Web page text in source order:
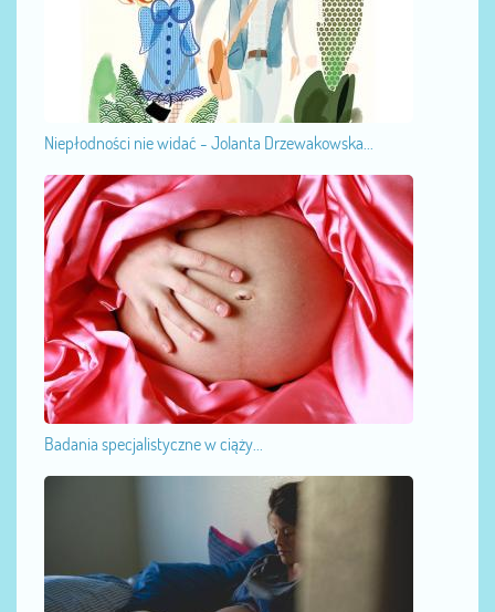
Niepłodności nie widać - Jolanta Drzewakowska...
Badania specjalistyczne w ciąży...